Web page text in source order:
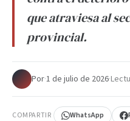
que atraviesa al
provincial.
Por·1 de julio de 2026·
COMPARTIR WhatsApp